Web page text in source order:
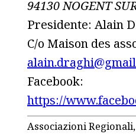
94130 NOGENT
Presidente: Alain
C/o Maison des
Facebook:
https://
Associazioni